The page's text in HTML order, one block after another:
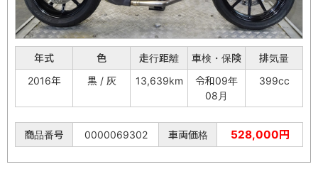
年式 色 走行距離 車検・保険
排気量
2016年
黒 / 灰 13,639km
令和09年
08月
399cc
商品番号 0000069302 車両価格 528,000円